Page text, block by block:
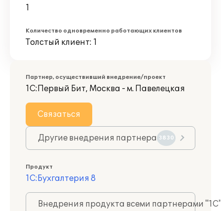
1
Количество одновременно работающих клиентов
Толстый клиент: 1
Партнер, осуществивший внедрение/проект
1С:Первый Бит, Москва - м. Павелецкая
Связаться
Другие внедрения партнера 3830
Продукт
1С:Бухгалтерия 8
Внедрения продукта всеми партнерами